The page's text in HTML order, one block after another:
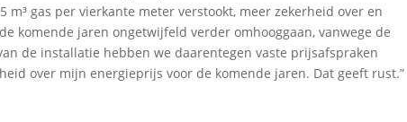
gas per vierkante meter verstookt, meer zekerheid over en
komende jaren ongetwijfeld verder omhooggaan, vanwege de
de installatie hebben we daarentegen vaste prijsafspraken
over mijn energieprijs voor de komende jaren. Dat geeft rust.”